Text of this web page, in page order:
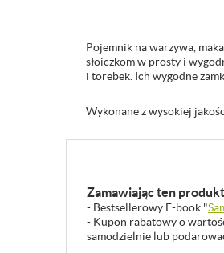
Pojemnik na warzywa,
słoiczkom w prosty i
i torebek. Ich wygodne
Wykonane z wysokiej
Zamawiając ten
- Bestsellerowy E-book "
- Kupon rabatowy o
samodzielnie lub